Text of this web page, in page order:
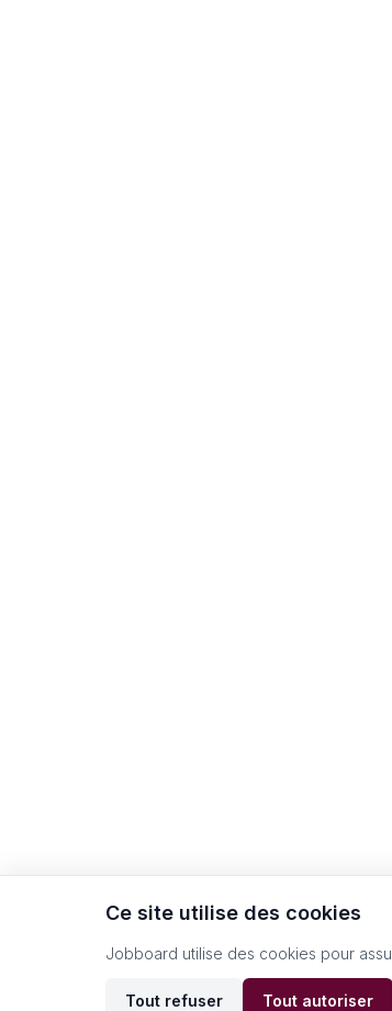
Ce site utilise des cookies
Jobboard utilise des cookies pour
Tout refuser Tout autoriser